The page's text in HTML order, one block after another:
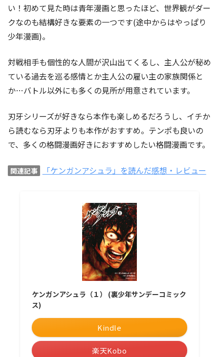
い！初めて見た時は青年漫画と思ったほど、世界観がダー
クなのも結構好きな要素の一つです(途中からはやっぱり
少年漫画)。
対戦相手も個性的な人間が沢山出てくるし、主人公が秘め
ている過去を巡る感情とか主人公の雇い主の家族関係と
か…バトル以外にも多くの見所が用意されています。
刃牙シリーズが好きなら本作も楽しめるだろうし、イチか
ら読むなら刃牙よりも本作がおすすめ。テンポも良いの
で、多くの格闘漫画好きにおすすめしたい格闘漫画です。
関連記事 「ケンガンアシュラ」を読んだ感想・レビュー
ケンガンアシュラ（１） (裏少年サンデーコミック
ス)
Kindle
楽天Kobo